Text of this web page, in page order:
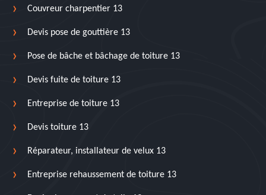
Couvreur charpentier 13
Devis pose de gouttière 13
Pose de bâche et bâchage de toiture 13
Devis fuite de toiture 13
Entreprise de toiture 13
Devis toiture 13
Réparateur, installateur de velux 13
Entreprise rehaussement de toiture 13